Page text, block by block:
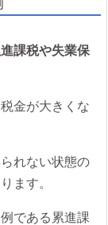
課税や失業保
金が大きくな
れない状態の
ます。
である累進課